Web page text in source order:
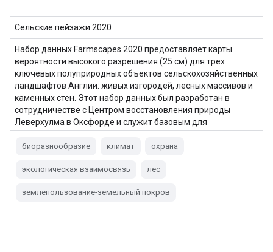
Сельские пейзажи 2020
Набор данных Farmscapes 2020 предоставляет карты
вероятности высокого разрешения (25 см) для трех
ключевых полуприродных объектов сельскохозяйственных
ландшафтов Англии: живых изгородей, лесных массивов и
каменных стен. Этот набор данных был разработан в
сотрудничестве с Центром восстановления природы
Леверхулма в Оксфорде и служит базовым для
биоразнообразие климат охрана
экологическая взаимосвязь лес
землепользование-земельный покров